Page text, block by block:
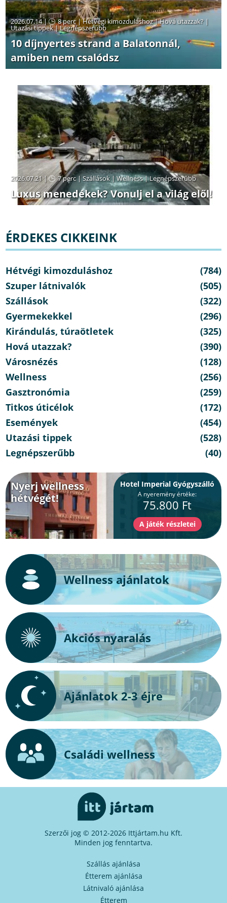
2026.07.14 | 8 perc|Hétvégi kimozduláshoz|Hová utazzak? |
Utazási tippek|Legnépszerűbb
10 díjnyertes strand a Balatonnál,
amiben nem csalódsz
2026.07.21 | 7 perc|Szállások|Wellness|Legnépszerűbb
Luxus menedékek? Vonulj el a világ elől!
ÉRDEKES CIKKEINK
Hétvégi kimozduláshoz
(784)
Szuper látnivalók
(505)
Szállások
(322)
Gyermekekkel
(296)
Kirándulás, túraötletek
(325)
Hová utazzak?
(390)
Városnézés
(128)
Wellness
(256)
Gasztronómia
(259)
Titkos úticélok
(172)
Események
(454)
Utazási tippek
(528)
Legnépszerűbb
(40)
Nyerj wellness
hétvégét!
Hotel Imperial Gyógyszálló
A nyeremény értéke:
75.800 Ft
Wellness ajánlatok
Akciós nyaralás
Ajánlatok 2-3 éjre
Családi wellness
Szerzői jog © 2012-2026 Ittjártam.hu Kft.
Minden jog fenntartva.
Szállás ajánlása
Étterem ajánlása
Látnivaló ajánlása
Étterem